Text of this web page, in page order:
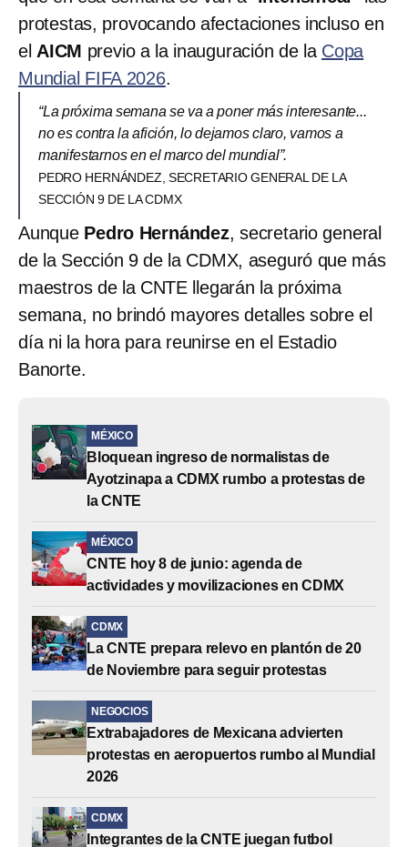
protestas, provocando afectaciones incluso en
el AICM previo a la inauguración de la Copa
Mundial FIFA 2026.
“La próxima semana se va a poner más interesante...
no es contra la afición, lo dejamos claro, vamos a
manifestarnos en el marco del mundial”.
PEDRO HERNÁNDEZ, SECRETARIO GENERAL DE LA
SECCIÓN 9 DE LA CDMX
Aunque Pedro Hernández, secretario general
de la Sección 9 de la CDMX, aseguró que más
maestros de la CNTE llegarán la próxima
semana, no brindó mayores detalles sobre el
día ni la hora para reunirse en el Estadio
Banorte.
MÉXICO
Bloquean ingreso de normalistas de
Ayotzinapa a CDMX rumbo a protestas de
la CNTE
MÉXICO
CNTE hoy 8 de junio: agenda de
actividades y movilizaciones en CDMX
CDMX
La CNTE prepara relevo en plantón de 20
de Noviembre para seguir protestas
NEGOCIOS
Extrabajadores de Mexicana advierten
protestas en aeropuertos rumbo al Mundial
2026
CDMX
Integrantes de la CNTE juegan futbol